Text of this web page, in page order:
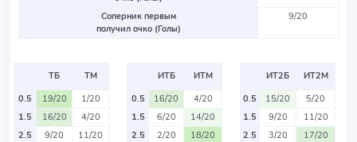
Соперник первым
получил очко (Голы)
9/20
ТБ
ТМ
0.5
19/20
1/20
1.5
16/20
4/20
2.5
9/20
11/20
ИТБ
ИТМ
0.5
16/20
4/20
1.5
6/20
14/20
2.5
2/20
18/20
ИТ2Б
ИТ2М
0.5
15/20
5/20
1.5
9/20
11/20
2.5
3/20
17/20